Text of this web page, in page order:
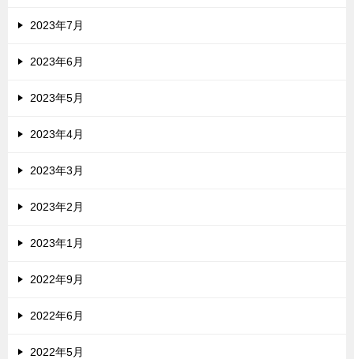
2023年7月
2023年6月
2023年5月
2023年4月
2023年3月
2023年2月
2023年1月
2022年9月
2022年6月
2022年5月